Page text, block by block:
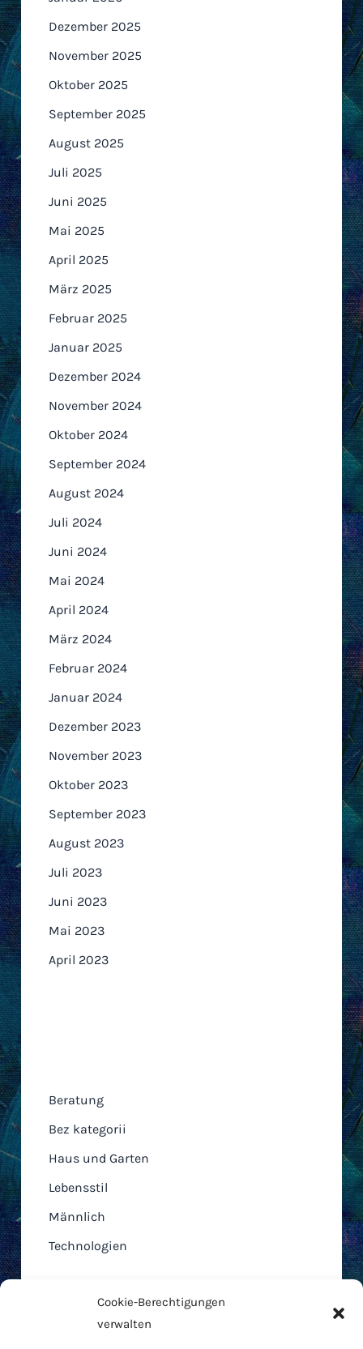
Cookie-Berechtigungen
verwalten
Dezember 2025
November 2025
Oktober 2025
September 2025
August 2025
Juli 2025
Juni 2025
Mai 2025
April 2025
März 2025
Februar 2025
Januar 2025
Dezember 2024
November 2024
Oktober 2024
September 2024
August 2024
Juli 2024
Juni 2024
Mai 2024
April 2024
März 2024
Februar 2024
Januar 2024
Dezember 2023
November 2023
Oktober 2023
September 2023
August 2023
Juli 2023
Juni 2023
Mai 2023
April 2023
Beratung
Bez kategorii
Haus und Garten
Lebensstil
Männlich
Technologien